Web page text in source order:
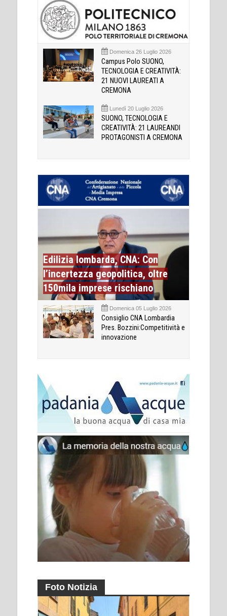
Domenica 26 Luglio 2026
Campus Polo SUONO,
TECNOLOGIA E CREATIVITÀ:
21 NUOVI LAUREATI A
CREMONA
Lunedì 20 Luglio 2026
SUONO, TECNOLOGIA E
CREATIVITÀ: 21 LAUREANDI
PROTAGONISTI A CREMONA
Edilizia lombarda, CNA: Con
l’incertezza geopolitica, oltre
150mila imprese rischiano
Domenica 05 Luglio 2026
Consiglio CNA Lombardia
Pres. Bozzini:Competitività e
innovazione
Foto Notizia